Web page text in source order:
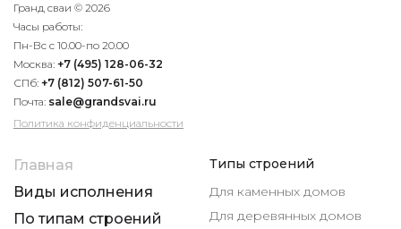
Гранд сваи © 2026
Часы работы:
Пн-Вс с 10.00-по 20.00
Москва: +7 (495) 128-06-32
СПб: +7 (812) 507-61-50
Почта: sale@grandsvai.ru
Политика конфиденциальности
Главная
Виды исполнения
По типам строений
Типы строений
Для каменных домов
Для деревянных домов